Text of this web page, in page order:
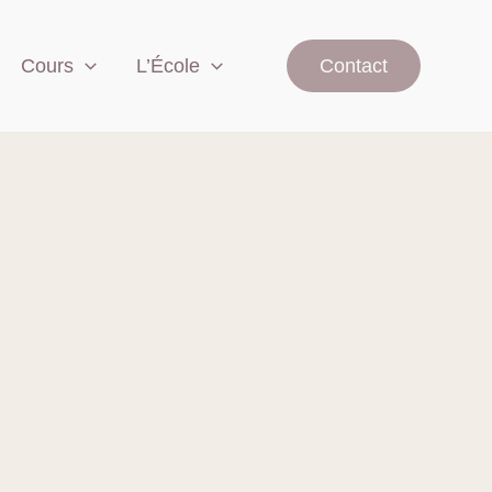
Cours L’École Contact